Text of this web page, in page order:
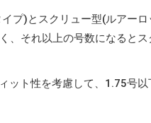
プ)とスクリュー型(ルアーロ
、それ以上の号数になると
ット性を考慮して、1.75号